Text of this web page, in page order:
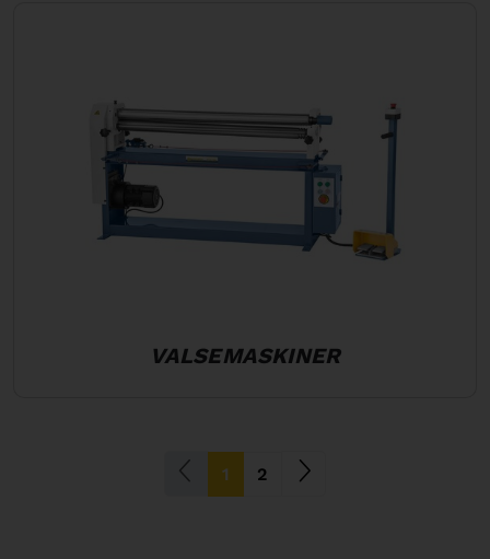
VALSEMASKINER
1 (current)
2